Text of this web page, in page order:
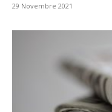
29 Novembre 2021